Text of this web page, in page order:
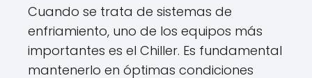
Cuando se trata de sistemas de
enfriamiento, uno de los equipos más
importantes es el Chiller. Es fundamental
mantenerlo en óptimas condiciones